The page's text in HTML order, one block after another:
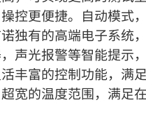
控更便捷。自动模式
有的高端电子系统
光报警等智能提示
丰富的控制功能，
宽的温度范围，满足